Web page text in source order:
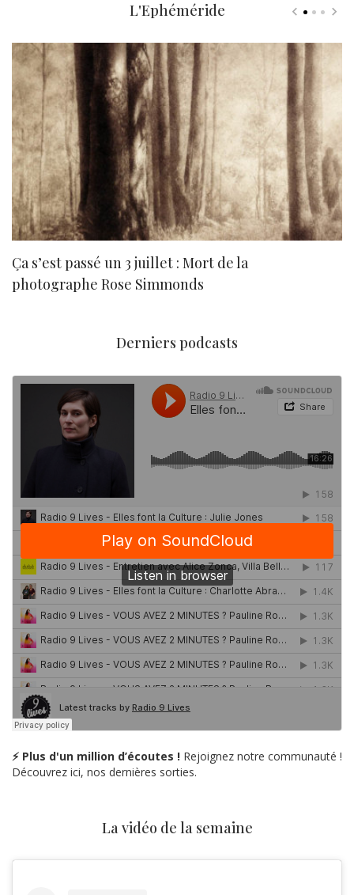
L'Ephéméride
Ça s’est passé un 3 juillet : Mort de la
photographe Rose Simmonds
Derniers podcasts
⚡ Plus d'un million d’écoutes ! Rejoignez notre communauté !
Découvrez ici, nos dernières sorties.
La vidéo de la semaine